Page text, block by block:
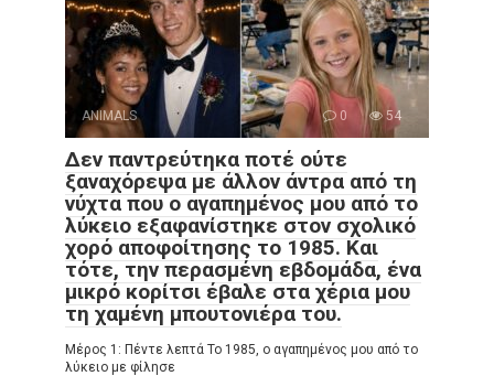
ANIMALS 0 54
Δεν παντρεύτηκα ποτέ ούτε
ξαναχόρεψα με άλλον άντρα από τη
νύχτα που ο αγαπημένος μου από το
λύκειο εξαφανίστηκε στον σχολικό
χορό αποφοίτησης το 1985. Και
τότε, την περασμένη εβδομάδα, ένα
μικρό κορίτσι έβαλε στα χέρια μου
τη χαμένη μπουτονιέρα του.
Μέρος 1: Πέντε λεπτά Το 1985, ο αγαπημένος μου από το
λύκειο με φίλησε